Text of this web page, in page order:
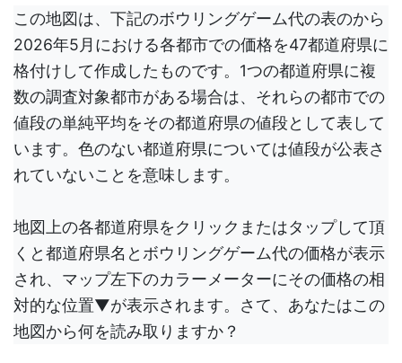
この地図は、下記のボウリングゲーム代の表のから
2026年5月における各都市での価格を47都道府県に
格付けして作成したものです。1つの都道府県に複
数の調査対象都市がある場合は、それらの都市での
値段の単純平均をその都道府県の値段として表して
います。色のない都道府県については値段が公表さ
れていないことを意味します。
地図上の各都道府県をクリックまたはタップして頂
くと都道府県名とボウリングゲーム代の価格が表示
され、マップ左下のカラーメーターにその価格の相
対的な位置▼が表示されます。さて、あなたはこの
地図から何を読み取りますか？